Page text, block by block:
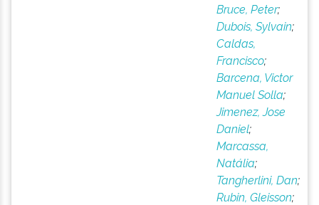
Bruce, Peter;
Dubois, Sylvain;
Caldas,
Francisco;
Barcena, Victor
Manuel Solla;
Jimenez, Jose
Daniel;
Marcassa,
Natália;
Tangherlini, Dan;
Rubin, Gleisson;